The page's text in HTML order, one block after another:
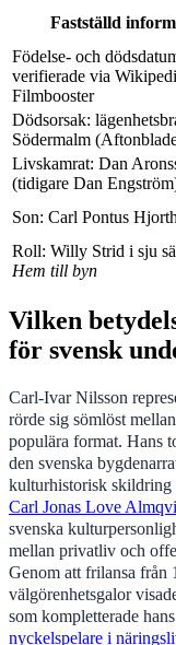
Fastställd
Födelse- och
verifierade via
Filmbooster
Dödsorsak:
Södermalm
Livskamrat: Dan
(tidigare Dan
Son: Carl Pontus
Roll: Willy Strid i sju
Hem till byn
Vilken
för svensk
Carl-Ivar Nilsson
rörde sig sömlöst
populära format. Hans
den svenska
kulturhistorisk skildring
Carl Jonas Love
svenska
mellan privatliv och
Genom att frilansa från
välgörenhetsgalor
som kompletterade
nyckelspelare i